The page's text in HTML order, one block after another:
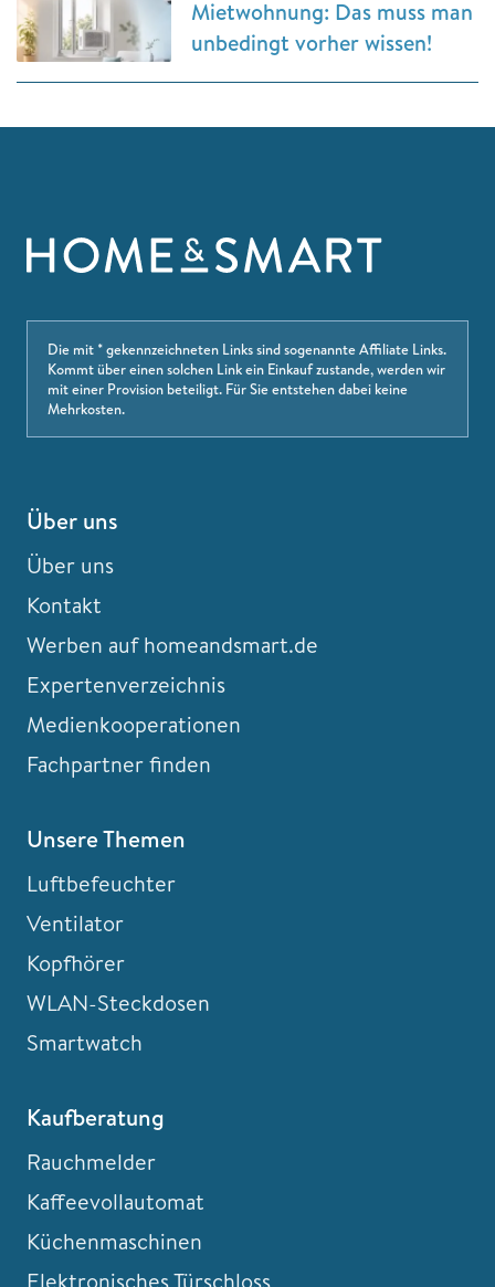
Mietwohnung: Das muss man
unbedingt vorher wissen!
Die mit * gekennzeichneten Links sind sogenannte Affiliate Links.
Kommt über einen solchen Link ein Einkauf zustande, werden wir
mit einer Provision beteiligt. Für Sie entstehen dabei keine
Mehrkosten.
Über uns
Über uns
Kontakt
Werben auf homeandsmart.de
Expertenverzeichnis
Medienkooperationen
Fachpartner finden
Unsere Themen
Luftbefeuchter
Ventilator
Kopfhörer
WLAN-Steckdosen
Smartwatch
Kaufberatung
Rauchmelder
Kaffeevollautomat
Küchenmaschinen
Elektronisches Türschloss